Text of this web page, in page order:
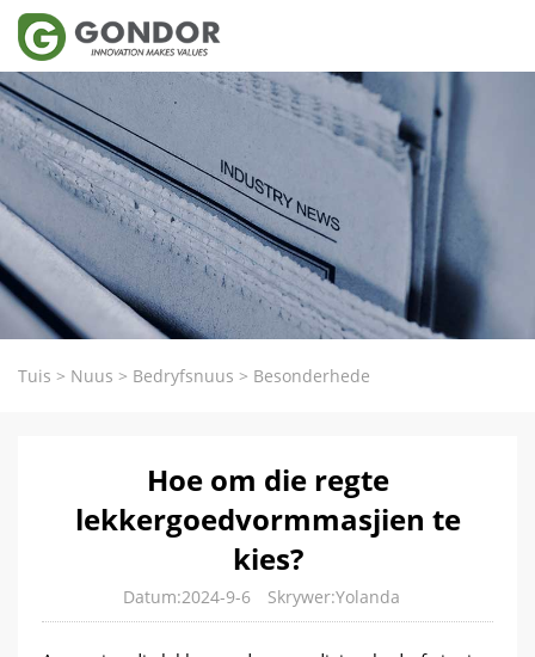
Tuis > Nuus > Bedryfsnuus > Besonderhede
Hoe om die regte
lekkergoedvormmasjien te
kies?
Datum:2024-9-6 Skrywer:Yolanda